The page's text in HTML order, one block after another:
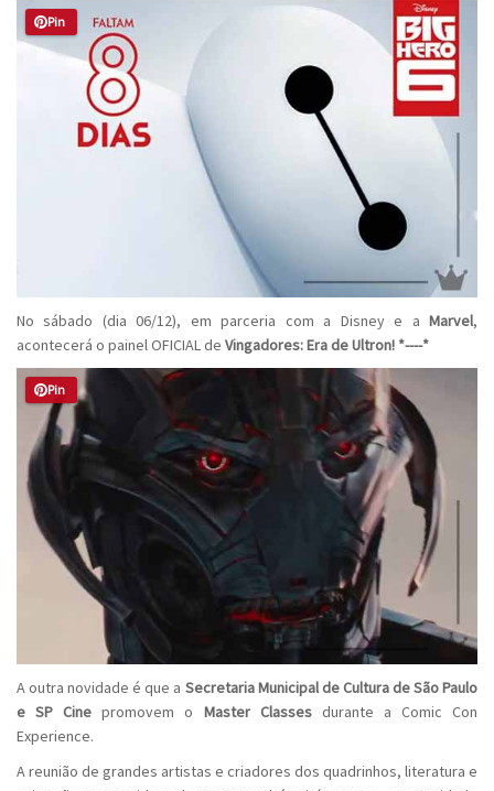
Pin
No sábado (dia 06/12), em parceria com a Disney e a Marvel,
acontecerá o painel OFICIAL de Vingadores: Era de Ultron! *----*
Pin
A outra novidade é que a Secretaria Municipal de Cultura de São Paulo
e SP Cine promovem o Master Classesdurante a Comic Con
Experience.
A reunião de grandes artistas e criadores dos quadrinhos, literatura e